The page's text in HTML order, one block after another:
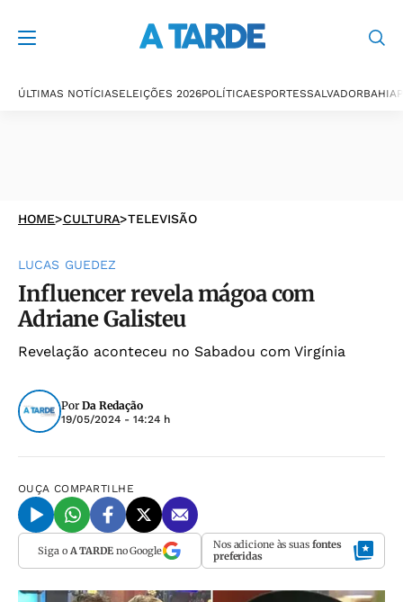
ÚLTIMAS NOTÍCIASELEIÇÕES 2026POLÍTICAESPORTESSALVADORBAHIA
HOME>CULTURA>TELEVISÃO
LUCAS GUEDEZ
Influencer revela mágoa com
Adriane Galisteu
Revelação aconteceu no Sabadou com Virgínia
Por Da Redação
19/05/2024 - 14:24 h
OUÇA COMPARTILHE
Siga o A TARDEno Google Nos adicione às suas fontes
preferidas